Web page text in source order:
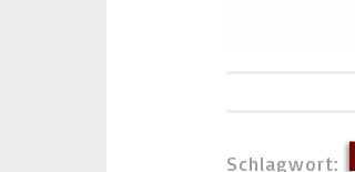
Schlagwort: